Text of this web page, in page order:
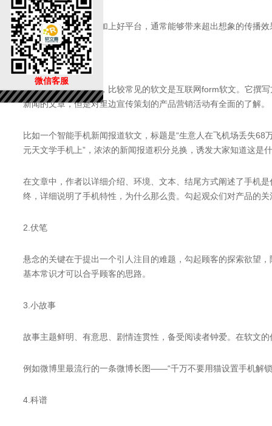
一个高质量的软文再加上好平台，通常能够带来超出想象的传播效
1.新闻报道报表
在软文的诸多方式中，比较常见的软文是互联网form软文。它撰
新闻的文章，但是对里边宣传策划的产品营销活动有全面的了解。
比如一个智能手机新闻报道软文，标题是“生意人在飞机场丢失
元天文学手机上”，浓浓的新闻报道积分兑换，诱发大家知道这是
在文章中，作者以详细介绍、环境、文本、结尾方式阐述了手机
终，详细说明了手机特性，为什么那么贵。勾起观众们对产品的关
2.伏笔
悬念的关键在于提出一个引人注目的难题，勾起顾客的探索欲望
基本常识才可以合乎顾客的思路。
3.小故事
故事主题鲜明、有意思、剧情连贯性，备受阅读者钟爱。在软文
例如微博里最流行的一条微博长图——“千万不要用猫设置手机解
4.科谱
微信客服